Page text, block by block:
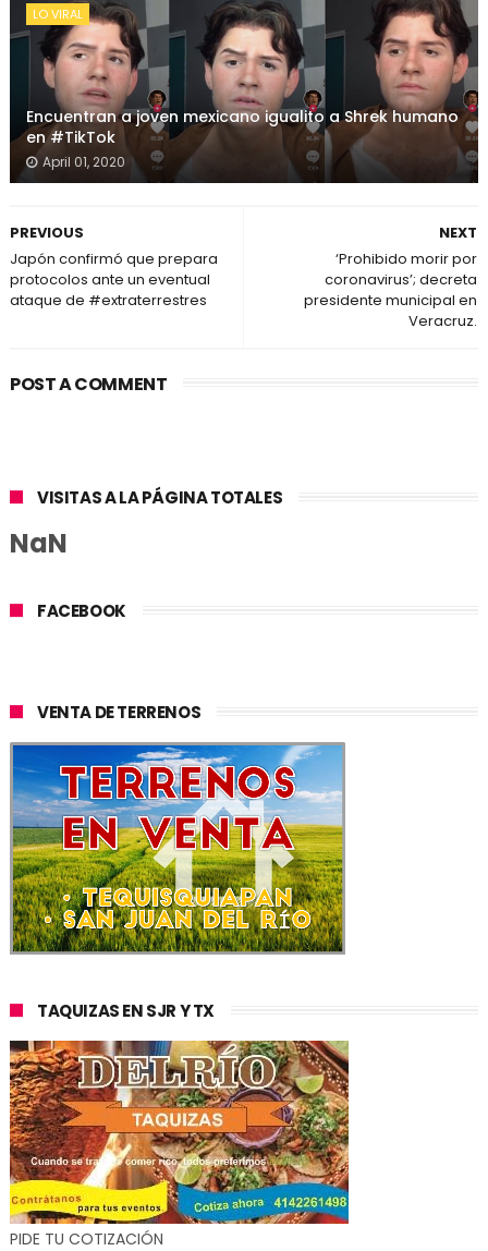
LO VIRAL
Encuentran a joven mexicano igualito a Shrek humano
en #TikTok
April 01, 2020
NEXT
‘Prohibido morir por
coronavirus’; decreta
presidente municipal en
Veracruz.
PREVIOUS
Japón confirmó que prepara
protocolos ante un eventual
ataque de #extraterrestres
POST A COMMENT
VISITAS A LA PÁGINA TOTALES
NaN
FACEBOOK
VENTA DE TERRENOS
TAQUIZAS EN SJR Y TX
PIDE TU COTIZACIÓN